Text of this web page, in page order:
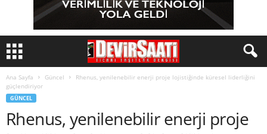
Ana Sayfa Güncel
Rhenus, yenilenebilir enerji proje lojistiğinde küresel liderliğini
güçlendiriyor
GÜNCEL
Rhenus, yenilenebilir enerji proje